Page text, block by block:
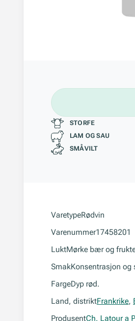
Passer til
STORFE
LAM OG SAU
SMÅVILT
VaretypeRødvin
Varenummer17458201
LuktMørke bær og
SmakKonsentrasjon og
FargeDyp rød.
Land, distriktFrankrike,
ProdusentCh. Latour a